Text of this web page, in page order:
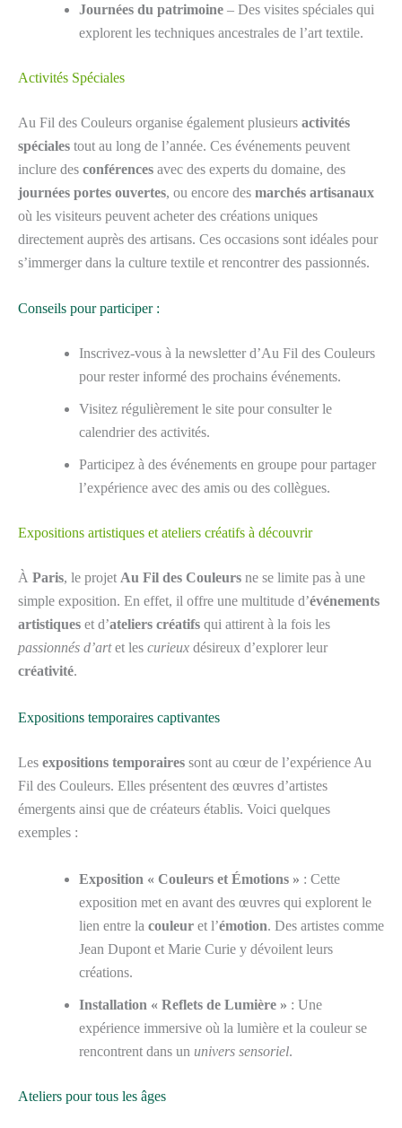
Journées du patrimoine – Des visites spéciales qui
explorent les techniques ancestrales de l’art textile.
Activités Spéciales
Au Fil des Couleurs organise également plusieurs activités
spéciales tout au long de l’année. Ces événements peuvent
inclure des conférences avec des experts du domaine, des
journées portes ouvertes, ou encore des marchés artisanaux
où les visiteurs peuvent acheter des créations uniques
directement auprès des artisans. Ces occasions sont idéales pour
s’immerger dans la culture textile et rencontrer des passionnés.
Conseils pour participer :
Inscrivez-vous à la newsletter d’Au Fil des Couleurs
pour rester informé des prochains événements.
Visitez régulièrement le site pour consulter le
calendrier des activités.
Participez à des événements en groupe pour partager
l’expérience avec des amis ou des collègues.
Expositions artistiques et ateliers créatifs à découvrir
À Paris, le projet Au Fil des Couleurs ne se limite pas à une
simple exposition. En effet, il offre une multitude d’événements
artistiques et d’ateliers créatifs qui attirent à la fois les
passionnés d’artet les curieux désireux d’explorer leur
créativité.
Expositions temporaires captivantes
Les expositions temporaires sont au cœur de l’expérience Au
Fil des Couleurs. Elles présentent des œuvres d’artistes
émergents ainsi que de créateurs établis. Voici quelques
exemples :
Exposition « Couleurs et Émotions » : Cette
exposition met en avant des œuvres qui explorent le
lien entre la couleur et l’émotion. Des artistes comme
Jean Dupont et Marie Curie y dévoilent leurs
créations.
Installation « Reflets de Lumière » : Une
expérience immersive où la lumière et la couleur se
rencontrent dans un univers sensoriel.
Ateliers pour tous les âges